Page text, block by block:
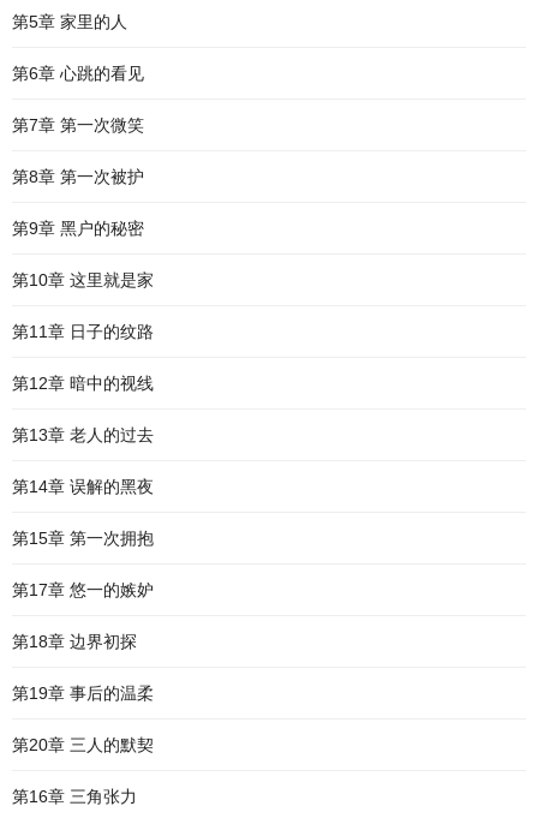
第5章 家里的人
第6章 心跳的看见
第7章 第一次微笑
第8章 第一次被护
第9章 黑户的秘密
第10章 这里就是家
第11章 日子的纹路
第12章 暗中的视线
第13章 老人的过去
第14章 误解的黑夜
第15章 第一次拥抱
第17章 悠一的嫉妒
第18章 边界初探
第19章 事后的温柔
第20章 三人的默契
第16章 三角张力